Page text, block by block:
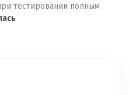
тестировании полным